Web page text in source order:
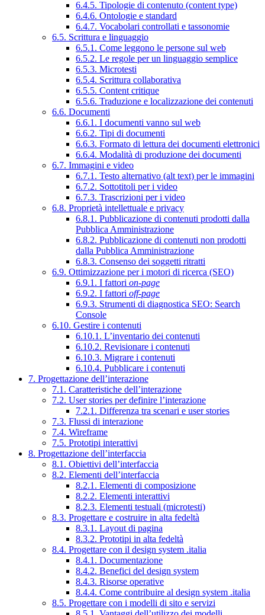
6.4.5. Tipologie di contenuto (content type)
6.4.6. Ontologie e standard
6.4.7. Vocabolari controllati e tassonomie
6.5. Scrittura e linguaggio
6.5.1. Come leggono le persone sul web
6.5.2. Le regole per un linguaggio semplice
6.5.3. Microtesti
6.5.4. Scrittura collaborativa
6.5.5. Content critique
6.5.6. Traduzione e localizzazione dei contenuti
6.6. Documenti
6.6.1. I documenti vanno sul web
6.6.2. Tipi di documenti
6.6.3. Formato di lettura dei documenti elettronici
6.6.4. Modalità di produzione dei documenti
6.7. Immagini e video
6.7.1. Testo alternativo (alt text) per le immagini
6.7.2. Sottotitoli per i video
6.7.3. Trascrizioni per i video
6.8. Proprietà intellettuale e privacy
6.8.1. Pubblicazione di contenuti prodotti dalla
Pubblica Amministrazione
6.8.2. Pubblicazione di contenuti non prodotti
dalla Pubblica Amministrazione
6.8.3. Consenso dei soggetti ritratti
6.9. Ottimizzazione per i motori di ricerca (SEO)
6.9.1. I fattori on-page
6.9.2. I fattori off-page
6.9.3. Strumenti di diagnostica SEO: Search
Console
6.10. Gestire i contenuti
6.10.1. L’inventario dei contenuti
6.10.2. Revisionare i contenuti
6.10.3. Migrare i contenuti
6.10.4. Pubblicare i contenuti
7. Progettazione dell’interazione
7.1. Caratteristiche dell’interazione
7.2. User stories per definire l’interazione
7.2.1. Differenza tra scenari e user stories
7.3. Flussi di interazione
7.4. Wireframe
7.5. Prototipi interattivi
8. Progettazione dell’interfaccia
8.1. Obiettivi dell’interfaccia
8.2. Elementi dell’interfaccia
8.2.1. Elementi di composizione
8.2.2. Elementi interattivi
8.2.3. Elementi testuali (microtesti)
8.3. Progettare e costruire in alta fedeltà
8.3.1. Layout di pagina
8.3.2. Prototipi in alta fedeltà
8.4. Progettare con il design system .italia
8.4.1. Documentazione
8.4.2. Benefici del design system
8.4.3. Risorse operative
8.4.4. Come contribuire al design system .italia
8.5. Progettare con i modelli di sito e servizi